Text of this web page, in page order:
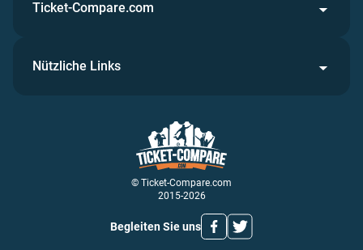
© Ticket-Compare.com
2015-2026
Begleiten Sie uns
Ticket-Compare.com
Nützliche Links